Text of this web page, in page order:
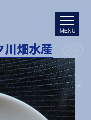
MENU
川畑水産